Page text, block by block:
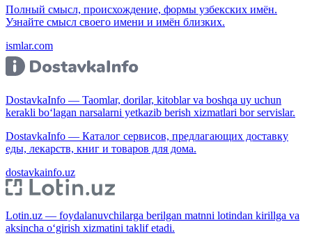
Полный смысл, происхождение, формы узбекских имён.
Узнайте смысл своего имени и имён близких.
ismlar.com
DostavkaInfo — Taomlar, dorilar, kitoblar va boshqa uy uchun
kerakli bo‘lagan narsalarni yetkazib berish xizmatlari bor servislar.
DostavkaInfo — Каталог сервисов, предлагающих доставку
еды, лекарств, книг и товаров для дома.
dostavkainfo.uz
Lotin.uz — foydalanuvchilarga berilgan matnni lotindan kirillga va
aksincha o‘girish xizmatini taklif etadi.